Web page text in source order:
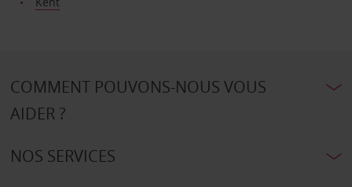
COMMENT POUVONS-NOUS VOUS
AIDER ?
NOS SERVICES